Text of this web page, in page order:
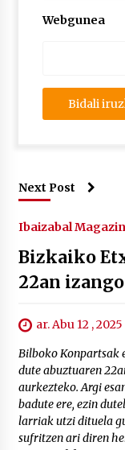
Webgunea
Next Post
Ibaizabal
Bizkaiko
22an
ar. Abu 12 , 2025
Bilboko Konpartsak
dute abuztuaren
aurkezteko. Argi
badute ere, ezin
larriak utzi dituela
sufritzen ari diren